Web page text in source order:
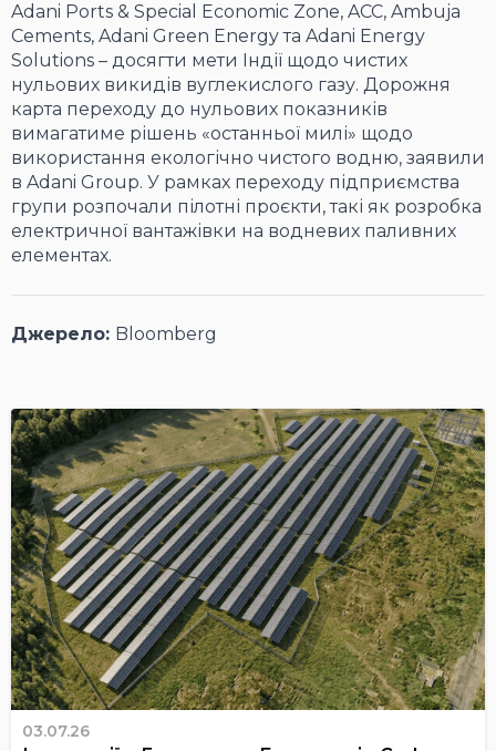
Adani Ports & Special Economic Zone, ACC, Ambuja
Cements, Adani Green Energy та Adani Energy
Solutions – досягти мети Індії щодо чистих
нульових викидів вуглекислого газу. Дорожня
карта переходу до нульових показників
вимагатиме рішень «останньої милі» щодо
використання екологічно чистого водню, заявили
в Adani Group. У рамках переходу підприємства
групи розпочали пілотні проєкти, такі як розробка
електричної вантажівки на водневих паливних
елементах.
Джерело: Bloomberg
03.07.26